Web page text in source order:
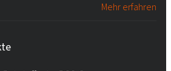
Mehr erfahren